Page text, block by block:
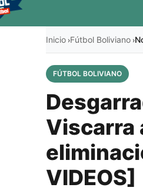
Inicio ›Fútbol Boliviano ›
FÚTBOL BOLIVIANO
Viscarra
VIDEOS]